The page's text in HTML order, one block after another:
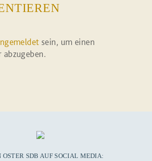
sein, um einen
OSTER SDB AUF SOCIAL MEDIA: